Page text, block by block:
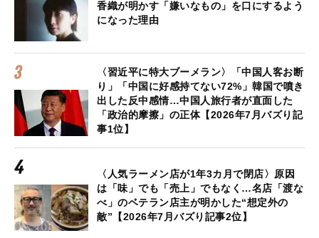
香織が明かす「嫌いなもの」を口にするよう
になった理由
〈習近平に特大ブーメラン〉「中国人客お断
り」「中国に好感持てない72%」韓国で噴き
出した反中感情…中国人旅行者が直面した
「政治的摩擦」の正体【2026年7月バズり記
事1位】
〈人気ラーメン店が1年3カ月で閉店〉原因
は「味」でも「売上」でもなく…名店「渡な
べ」のベテラン店主が明かした“想定外の
敵”【2026年7月バズり記事2位】